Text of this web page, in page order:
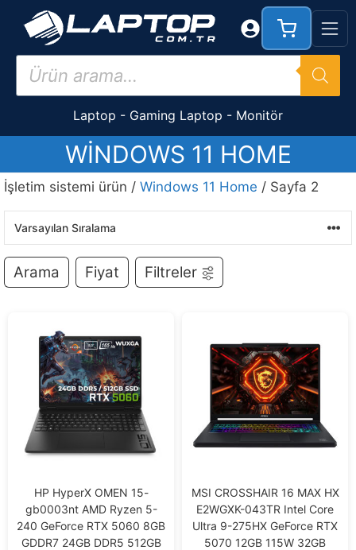
İçeriğe
Products
search
Laptop - Gaming Laptop - Monitör
WINDOWS 11 HOME
İşletim sistemi ürün / Windows 11 Home / Sayfa 2
Arama Fiyat Filtreler
HP HyperX OMEN 15-
gb0003nt AMD Ryzen 5-
240 GeForce RTX 5060 8GB
GDDR7 24GB DDR5 512GB
MSI CROSSHAIR 16 MAX HX
E2WGXK-043TR Intel Core
Ultra 9-275HX GeForce RTX
5070 12GB 115W 32GB